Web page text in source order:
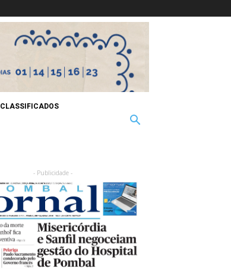
CLASSIFICADOS
- Publicidade -